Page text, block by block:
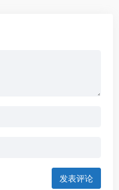
发表评论